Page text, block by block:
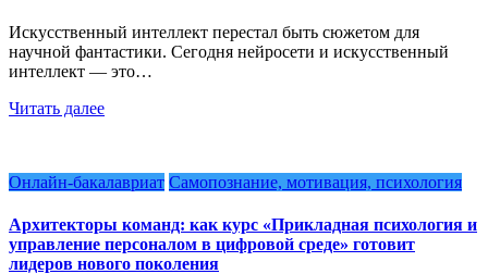
Искусственный интеллект перестал быть сюжетом для
научной фантастики. Сегодня нейросети и искусственный
интеллект — это…
Читать далее
Онлайн-бакалавриат Самопознание, мотивация, психология
Архитекторы команд: как курс «Прикладная психология и
управление персоналом в цифровой среде» готовит
лидеров нового поколения